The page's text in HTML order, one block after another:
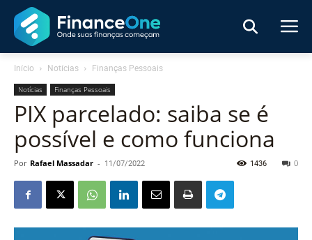
Início Notícias Finanças Pessoais
Notícias Finanças Pessoais
PIX parcelado: saiba se é
possível e como funciona
Por Rafael Massadar - 11/07/2022 0
1436